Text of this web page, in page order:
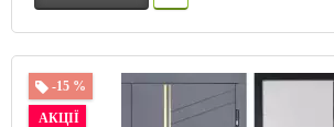
-15 %
АКЦІЇ